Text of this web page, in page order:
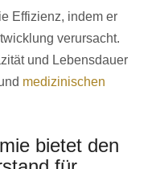
Effizienz, indem er
verursacht.
und Lebensdauer
medizinischen
bietet den